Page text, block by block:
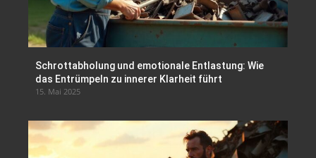
Schrottabholung und emotionale Entlastung: Wie
das Entrümpeln zu innerer Klarheit führt
15. Mai 2025